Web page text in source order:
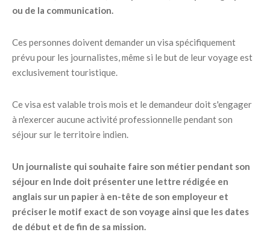
ou de la communication.
Ces personnes doivent demander un visa spécifiquement
prévu pour les journalistes, même si le but de leur voyage est
exclusivement touristique.
Ce visa est valable trois mois et le demandeur doit s'engager
à n'exercer aucune activité professionnelle pendant son
séjour sur le territoire indien.
Un journaliste qui souhaite faire son métier pendant son
séjour en Inde doit présenter une lettre rédigée en
anglais sur un papier à en-tête de son employeur et
préciser le motif exact de son voyage ainsi que les dates
de début et de fin de sa mission.